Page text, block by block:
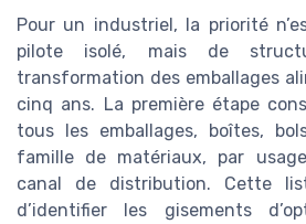
Pour un industriel, la priorité
pilote isolé, mais de
transformation des emballages
cinq ans. La première étape
tous les emballages, boîtes,
famille de matériaux, par
canal de distribution. Cette
d’identifier les gisements